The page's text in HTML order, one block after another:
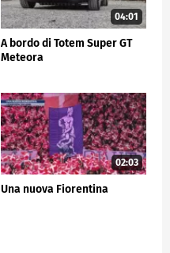
04:01
A bordo di Totem Super GT
Meteora
02:03
Una nuova Fiorentina